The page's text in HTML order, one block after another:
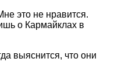
это не нравится.
о Кармайклах в
выяснится, что они